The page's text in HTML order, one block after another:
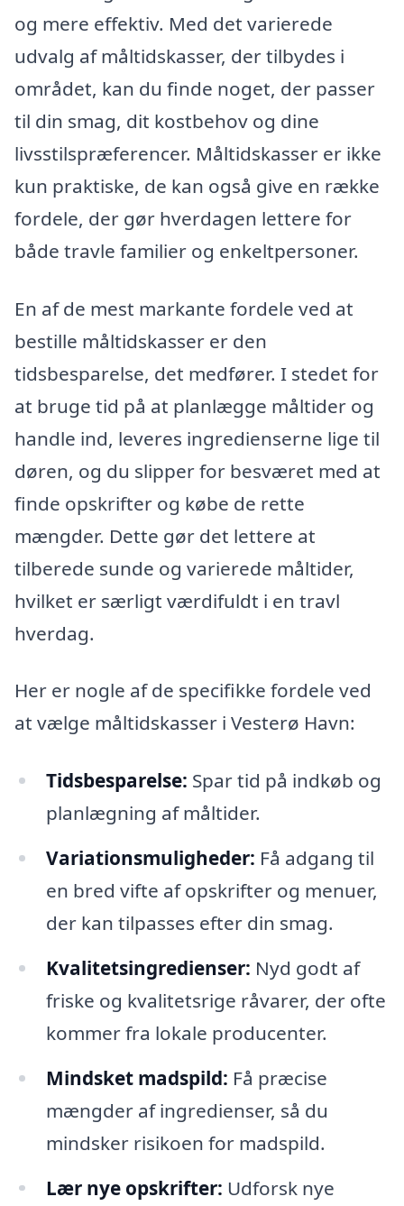
og mere effektiv. Med det varierede
udvalg af måltidskasser, der tilbydes i
området, kan du finde noget, der passer
til din smag, dit kostbehov og dine
livsstilspræferencer. Måltidskasser er ikke
kun praktiske, de kan også give en række
fordele, der gør hverdagen lettere for
både travle familier og enkeltpersoner.
En af de mest markante fordele ved at
bestille måltidskasser er den
tidsbesparelse, det medfører. I stedet for
at bruge tid på at planlægge måltider og
handle ind, leveres ingredienserne lige til
døren, og du slipper for besværet med at
finde opskrifter og købe de rette
mængder. Dette gør det lettere at
tilberede sunde og varierede måltider,
hvilket er særligt værdifuldt i en travl
hverdag.
Her er nogle af de specifikke fordele ved
at vælge måltidskasser i Vesterø Havn:
Tidsbesparelse: Spar tid på indkøb og
planlægning af måltider.
Variationsmuligheder: Få adgang til
en bred vifte af opskrifter og menuer,
der kan tilpasses efter din smag.
Kvalitetsingredienser: Nyd godt af
friske og kvalitetsrige råvarer, der ofte
kommer fra lokale producenter.
Mindsket madspild: Få præcise
mængder af ingredienser, så du
mindsker risikoen for madspild.
Lær nye opskrifter: Udforsk nye